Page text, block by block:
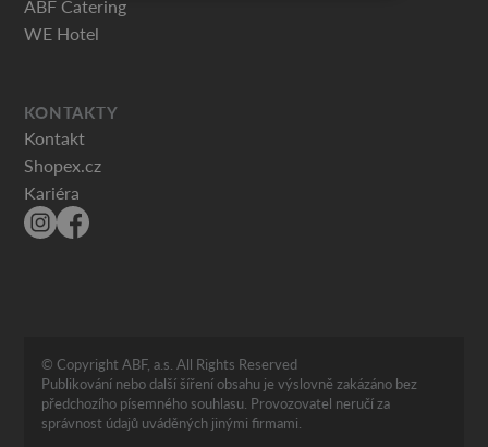
ABF Catering
WE Hotel
KONTAKTY
Kontakt
Shopex.cz
Kariéra
© Copyright ABF, a.s. All Rights Reserved
Publikování nebo další šíření obsahu je výslovně zakázáno bez
předchozího písemného souhlasu. Provozovatel neručí za
správnost údajů uváděných jinými firmami.